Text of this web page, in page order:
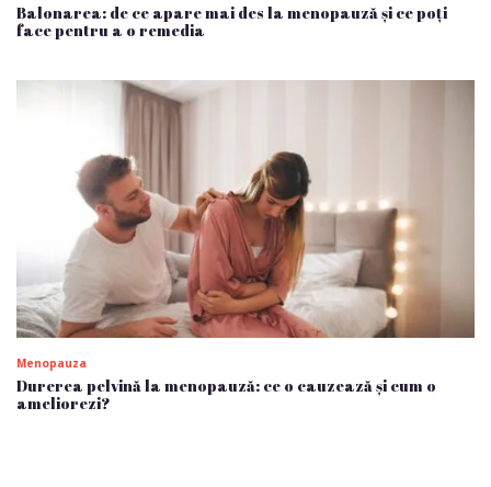
Balonarea: de ce apare mai des la menopauză și ce poți
face pentru a o remedia
Menopauza
Durerea pelvină la menopauză: ce o cauzează și cum o
ameliorezi?